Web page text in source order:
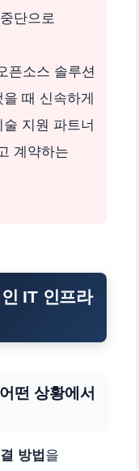
단으로
픈소스 솔루션
때 신속하게
지원 파트너
계약하는
IT 인프라
떤 상황에서
방법 을